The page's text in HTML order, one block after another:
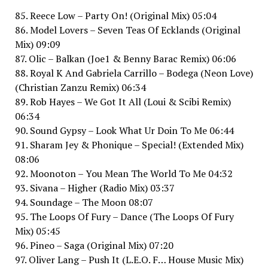
85. Reece Low – Party On! (Original Mix) 05:04
86. Model Lovers – Seven Teas Of Ecklands (Original
Mix) 09:09
87. Olic – Balkan (Joe1 & Benny Barac Remix) 06:06
88. Royal K And Gabriela Carrillo – Bodega (Neon Love)
(Christian Zanzu Remix) 06:34
89. Rob Hayes – We Got It All (Loui & Scibi Remix)
06:34
90. Sound Gypsy – Look What Ur Doin To Me 06:44
91. Sharam Jey & Phonique – Special! (Extended Mix)
08:06
92. Moonoton – You Mean The World To Me 04:32
93. Sivana – Higher (Radio Mix) 03:37
94. Soundage – The Moon 08:07
95. The Loops Of Fury – Dance (The Loops Of Fury
Mix) 05:45
96. Pineo – Saga (Original Mix) 07:20
97. Oliver Lang – Push It (L.E.O. F… House Music Mix)